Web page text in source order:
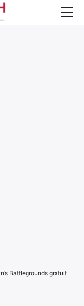
Battlegrounds gratuit